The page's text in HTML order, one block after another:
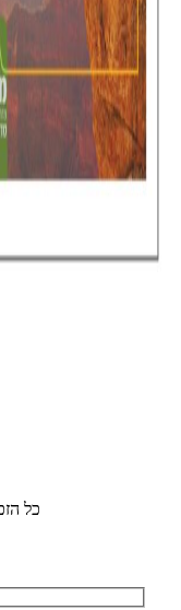
© כל